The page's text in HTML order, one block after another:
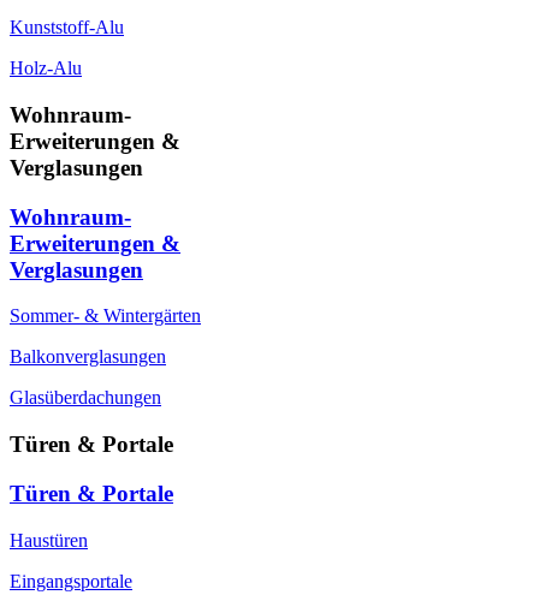
Kunststoff-Alu
Holz-Alu
Wohnraum-
Erweiterungen &
Verglasungen
Wohnraum-
Erweiterungen &
Verglasungen
Sommer- & Wintergärten
Balkonverglasungen
Glasüberdachungen
Türen & Portale
Türen & Portale
Haustüren
Eingangsportale